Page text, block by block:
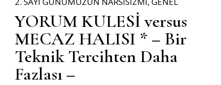
YORUM KULESİ versus
MECAZ HALISI * – Bir
Teknik Tercihten Daha
Fazlası –